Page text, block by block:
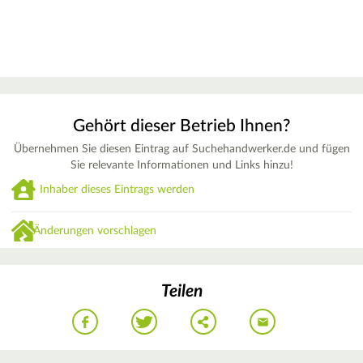
Gehört dieser Betrieb Ihnen?
Übernehmen Sie diesen Eintrag auf Suchehandwerker.de und fügen
Sie relevante Informationen und Links hinzu!
Inhaber dieses Eintrags werden
Änderungen vorschlagen
Teilen